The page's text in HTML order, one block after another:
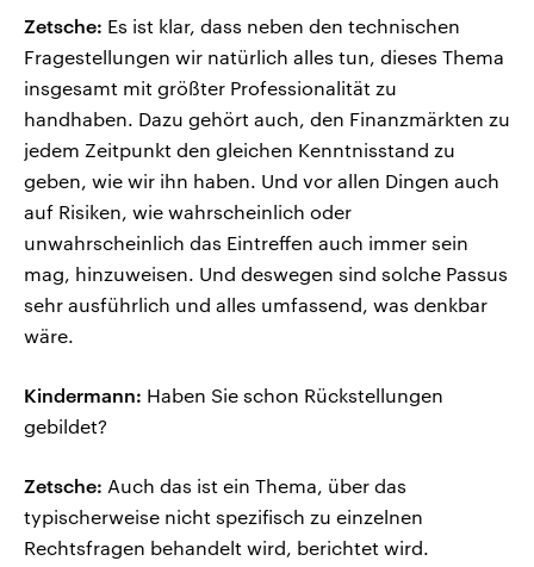
Zetsche: Es ist klar, dass neben den technischen
Fragestellungen wir natürlich alles tun, dieses Thema
insgesamt mit größter Professionalität zu
handhaben. Dazu gehört auch, den Finanzmärkten zu
jedem Zeitpunkt den gleichen Kenntnisstand zu
geben, wie wir ihn haben. Und vor allen Dingen auch
auf Risiken, wie wahrscheinlich oder
unwahrscheinlich das Eintreffen auch immer sein
mag, hinzuweisen. Und deswegen sind solche Passus
sehr ausführlich und alles umfassend, was denkbar
wäre.
Kindermann: Haben Sie schon Rückstellungen
gebildet?
Zetsche: Auch das ist ein Thema, über das
typischerweise nicht spezifisch zu einzelnen
Rechtsfragen behandelt wird, berichtet wird.